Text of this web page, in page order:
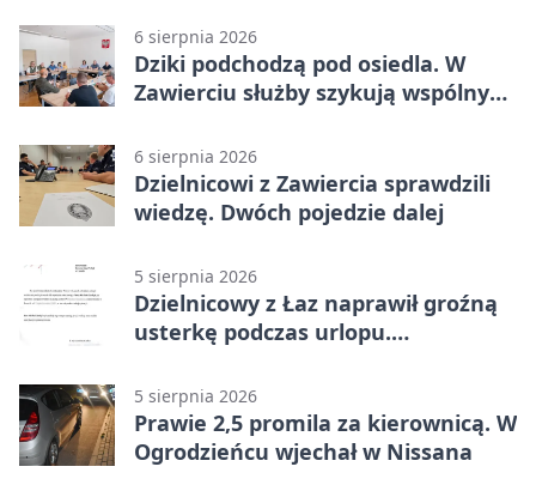
6 sierpnia 2026
Dziki podchodzą pod osiedla. W
Zawierciu służby szykują wspólny
6 sierpnia 2026
Dzielnicowi z Zawiercia sprawdzili
wiedzę. Dwóch pojedzie dalej
5 sierpnia 2026
Dzielnicowy z Łaz naprawił groźną
usterkę podczas urlopu.
5 sierpnia 2026
Prawie 2,5 promila za kierownicą. W
Ogrodzieńcu wjechał w Nissana